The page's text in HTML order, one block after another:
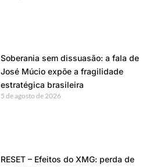
Soberania sem dissuasão: a fala de
José Múcio expõe a fragilidade
estratégica brasileira
5 de agosto de 2026
RESET – Efeitos do XMG: perda de